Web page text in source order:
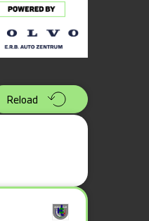
Reload